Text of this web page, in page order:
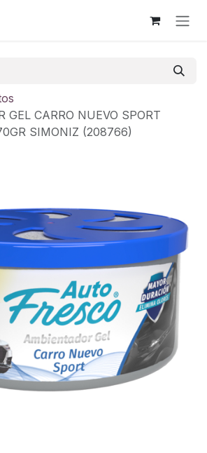
GEL CARRO NUEVO SPORT
SIMONIZ (208766)